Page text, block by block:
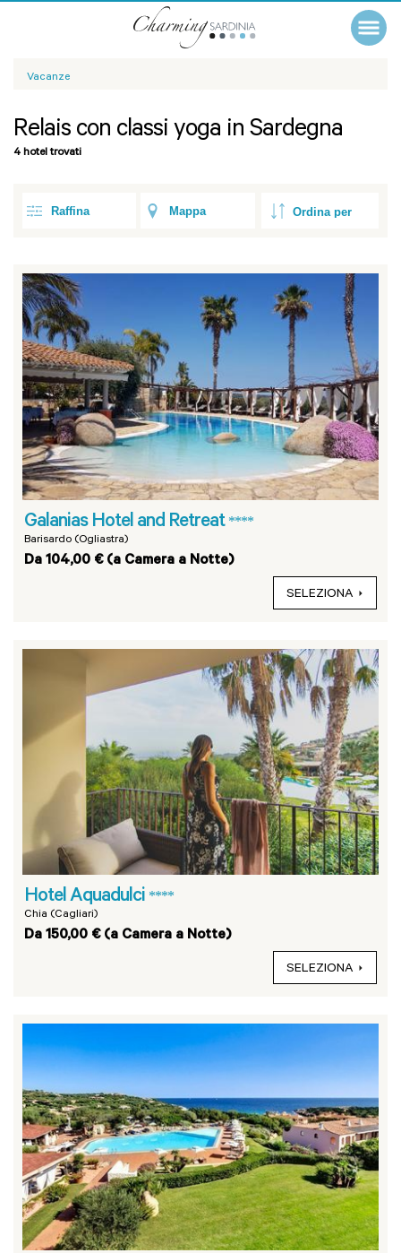
Vacanze
Relais con classi yoga in Sardegna
4 hotel trovati
Raffina Mappa
Galanias Hotel and Retreat ****
Barisardo (Ogliastra)
Da 104,00 € (a Camera a Notte)
SELEZIONA
Hotel Aquadulci ****
Chia (Cagliari)
Da 150,00 € (a Camera a Notte)
SELEZIONA